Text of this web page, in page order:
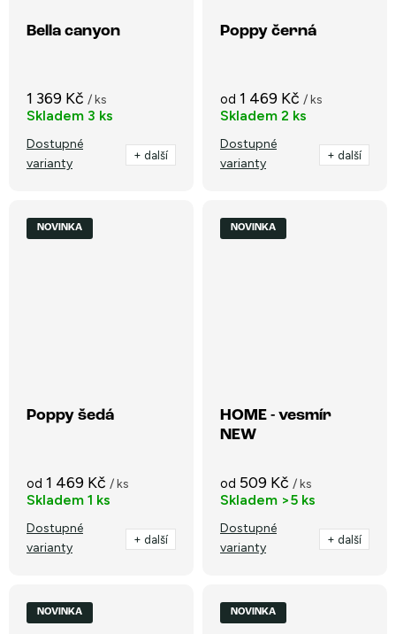
Bella canyon
1 369 Kč / ks
Skladem 3 ks
Dostupné
varianty
+ další
Poppy černá
od 1 469 Kč / ks
Skladem 2 ks
Dostupné
varianty
+ další
NOVINKA
Poppy šedá
od 1 469 Kč / ks
Skladem 1 ks
Dostupné
varianty
+ další
NOVINKA
HOME - vesmír
NEW
od 509 Kč / ks
Skladem >5 ks
Dostupné
varianty
+ další
NOVINKA NOVINKA